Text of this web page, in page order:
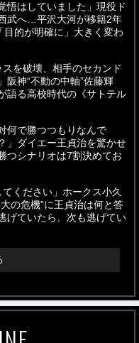
悟はしていました」現役ド
武へ…平沢大河が移籍2年
目的が明確に」大きく変わ
スを破壊、相手のセカンド
阪神“不動の中軸”佐藤輝
語る高校時代の《サトテル
何で勝つつもりなんで
」ダイエー王貞治を驚かせ
つシナリオは7割決めてお
てください」ホークス小久
の危機”に王貞治は何と答
げていたら、次も逃げてい